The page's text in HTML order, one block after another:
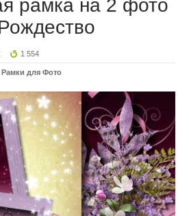
рамка на 2 фото
1 554
Рамки для Фото